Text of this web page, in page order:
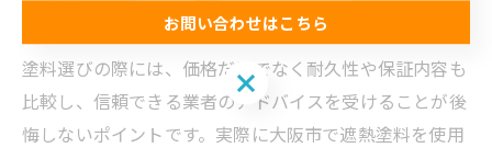
バランスを見て選ぶことが大切です。
塗料選びの際には、価格だけでなく耐久性や保証内容も
比較し、信頼できる業者のアドバイスを受けることが後
悔しないポイントです。実際に大阪市で遮熱塗料を使用
お問い合わせはこちら
お問い合わせはこちら